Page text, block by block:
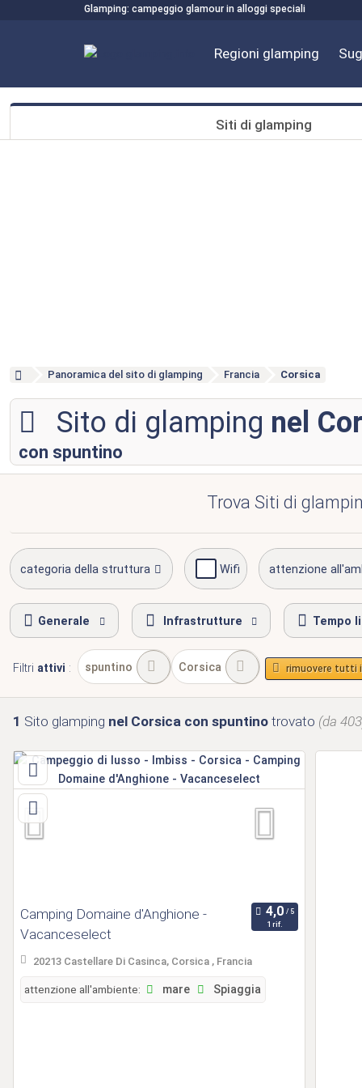
Glamping: campeggio glamour in alloggi speciali
Regioni glamping
Siti di glamping
Panoramica del sito di glamping Francia Corsica
Sito di glamping nel
con spuntino
Trova Siti di
categoria della struttura Wifi attenzione
Generale Infrastrutture Tempo
Filtri attivi : spuntino Corsica rimuovere tutti
1 Sito glamping nel Corsica con spuntino trovato (da
Camping Domaine d'Anghione -
Vacanceselect
1 rif.
20213 Castellare Di Casinca, Corsica , Francia
attenzione all'ambiente: mare Spiaggia